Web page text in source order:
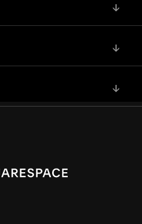
↓
↓
↓